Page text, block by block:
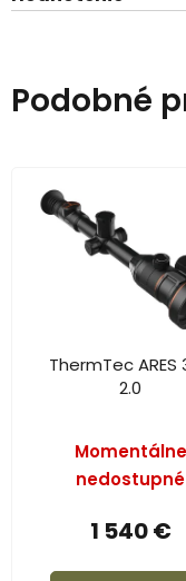
Podobné
ThermTec ARES
2.0
Momentálne
nedostupné
1 540 €